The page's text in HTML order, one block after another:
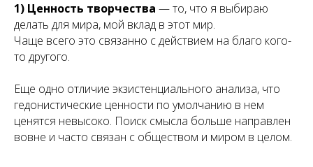
1) Ценность творчества — то, что я выбираю
делать для мира, мой вклад в этот мир.
Чаще всего это связанно с действием на благо кого-
то другого.
Еще одно отличие экзистенциального анализа, что
гедонистические ценности по умолчанию в нем
ценятся невысоко. Поиск смысла больше направлен
вовне и часто связан с обществом и миром в целом.